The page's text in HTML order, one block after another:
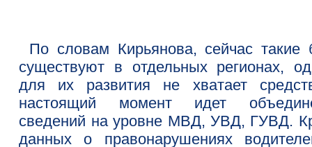
По словам Кирьянова, сейчас такие
существуют в отдельных регионах,
для их развития не хватает
настоящий момент идет
сведений на уровне МВД, УВД, ГУВД.
данных о правонарушениях